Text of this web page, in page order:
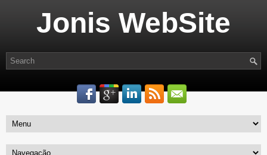
Jonis WebSite